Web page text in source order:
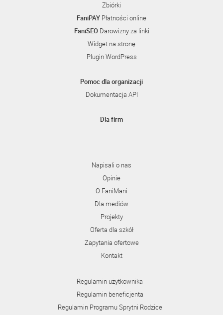
Zbiórki
FaniPAY Płatności online
FaniSEODarowizny za linki
Widget na stronę
Plugin WordPress
Pomoc dla organizacji
Dokumentacja API
Dla firm
Napisali o nas
Opinie
O FaniMani
Dla mediów
Projekty
Oferta dla szkół
Zapytania ofertowe
Kontakt
Regulamin użytkownika
Regulamin beneficjenta
Regulamin Programu Sprytni Rodzice